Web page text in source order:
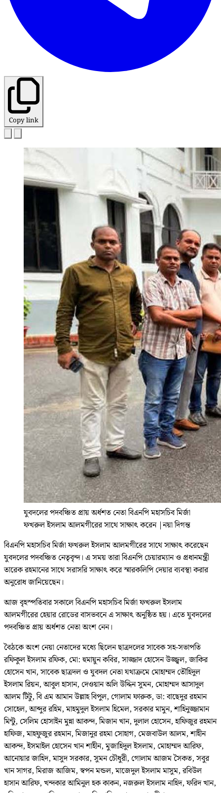
Copy link
যুবদলের পদবঞ্চিত প্রায় অর্ধশত নেতা বিএনপি মহাসচিব মির্জা
ফখরুল ইসলাম আলমগীরের সাথে সাক্ষাৎ করেন |নয়া দিগন্ত
বিএনপি মহাসচিব মির্জা ফখরুল ইসলাম আলমগীরের সাথে সাক্ষাৎ করেছেন
যুবদলের পদবঞ্চিত নেতৃবৃন্দ। এ সময় তারা বিএনপি চেয়ারম্যান ও প্রধানমন্ত্রী
তারেক রহমানের সাথে সরাসরি সাক্ষাৎ করে স্মারকলিপি দেয়ার ব্যবস্থা করার
অনুরোধ জানিয়েছেন।
আজ বৃহস্পতিবার সকালে বিএনপি মহাসচিব মির্জা ফখরুল ইসলাম
আলমগীরের হেয়ার রোডের বাসভবনে এ সাক্ষাৎ অনুষ্ঠিত হয়। এতে যুবদলের
পদবঞ্চিত প্রায় অর্ধশত নেতা অংশ নেন।
বৈঠকে অংশ নেয়া নেতাদের মধ্যে ছিলেন ছাত্রদলের সাবেক সহ-সভাপতি
রফিকুল ইসলাম রফিক, মো: হুমায়ুন কবির, সাজ্জাদ হোসেন উজ্জ্বল, জাকির
হোসেন খান, সাবেক ছাত্রদল ও যুবদল নেতা যথাক্রমে মোহাম্মদ তৌহিদুল
ইসলাম রিয়ন, আবুল হাসান, দেওয়ান অলি উদ্দিন সুমন, মোহাম্মদ আসাদুল
আলম টিটু, বি এম আমান উল্লাহ বিপুল, গোলাম ফারুক, ডা: বাছেদুর রহমান
সোহেল, আব্দুর রহিম, মাহমুদুল ইসলাম হিমেল, সরকার মামুন, শাহিনুজ্জামান
মিন্টু, সেলিম হোসাইন মুন্না আকন্দ, মিজান খান, দুলাল হোসেন, হাফিজুর রহমান
হাফিজ, মাহফুজুর রহমান, মিজানুর রহমা সোহাগ, মেজবাউল আলম, শাহীন
আকন্দ, ইসমাইল হোসেন খান শাহীন, মুজাহিদুল ইসলাম, মোহাম্মদ আরিফ,
আনোয়ার জাহিদ, মাসুদ সরকার, সুমন চৌধুরী, গোলাম আজম সৈকত, সবুর
খান সাগর, মিরাজ আজিম, স্বপন মন্ডল, মাজেদুল ইসলাম মাসুম, রবিউল
হাসান আরিফ, খন্দকার আমিনুল হক কাকন, নজরুল ইসলাম নাহিদ, ফরিদ খান,